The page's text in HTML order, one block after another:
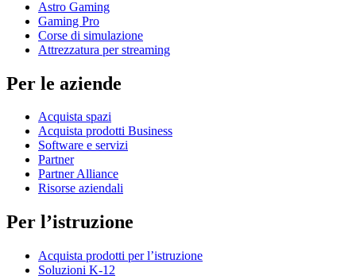
Astro Gaming
Gaming Pro
Corse di simulazione
Attrezzatura per streaming
Per le aziende
Acquista spazi
Acquista prodotti Business
Software e servizi
Partner
Partner Alliance
Risorse aziendali
Per l’istruzione
Acquista prodotti per l’istruzione
Soluzioni K-12